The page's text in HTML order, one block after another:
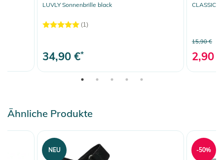
LUVLY Sonnenbrille black
(1)
34,90 €*
CLASSIC
15,90 €
2,90
Ähnliche Produkte
NEU -50%